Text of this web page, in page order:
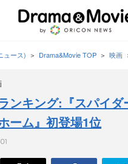
ュース) Drama&Movie TOP 映画
ンキング:『スパイダ
ーム』初登場1位